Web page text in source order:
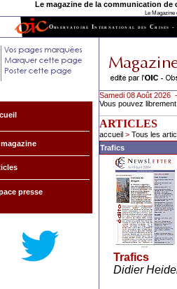
Le magazine de la communication de
Le
Observatoire International des Crises -
presse
Samedi 08 Août 2026
Vous pouvez
ARTICLES
accueil> Tous les
Trafics
Trafics
Didier